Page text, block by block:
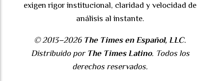
exigen rigor institucional, claridad y velocidad de
análisis al instante.
© 2013–2026 The Times en Español, LLC.
Distribuido por The Times Latino. Todos los
derechos reservados.